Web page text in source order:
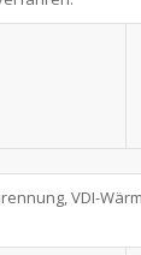
VDI-